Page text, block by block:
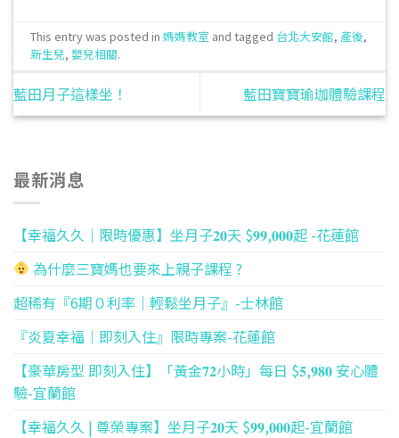
This entry was posted in媽媽教室 and tagged 台北大安館, 產後,
新生兒,嬰兒相關.
藍田月子這樣坐！ 藍田寶寶瑜珈體驗課程
最新消息
【幸福久久｜限時優惠】坐月子𝟐𝟎天 $𝟗𝟗,𝟎𝟎𝟎起 -花蓮館
為什麼三寶媽也要來上親子課程 ?
超稀有『6期０利率｜輕鬆坐月子』-士林館
『炎夏幸福｜即刻入住』限時專案-花蓮館
【豪華房型 即刻入住】「黃金𝟕𝟐小時」每日 $𝟓,𝟗𝟖𝟎 安心體
驗-宜蘭館
【幸福久久 | 尊榮專案】坐月子𝟐𝟎天 $𝟗𝟗,𝟎𝟎𝟎起-宜蘭館